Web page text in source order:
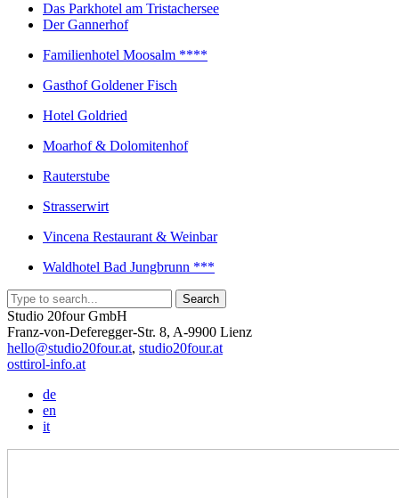
Das Parkhotel am Tristachersee
Der Gannerhof
Familienhotel Moosalm ****
Gasthof Goldener Fisch
Hotel Goldried
Moarhof & Dolomitenhof
Rauterstube
Strasserwirt
Vincena Restaurant & Weinbar
Waldhotel Bad Jungbrunn ***
Studio 20four GmbH
Franz-von-Deferegger-Str. 8, A-9900 Lienz
hello@studio20four.at, studio20four.at
osttirol-info.at
de
en
it